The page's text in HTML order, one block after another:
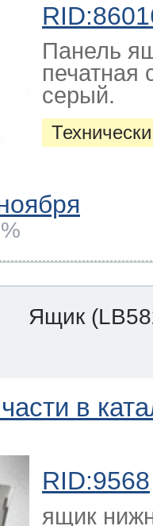
Панель
печатная
серый.
Ящик
в
RID:9568
ящик